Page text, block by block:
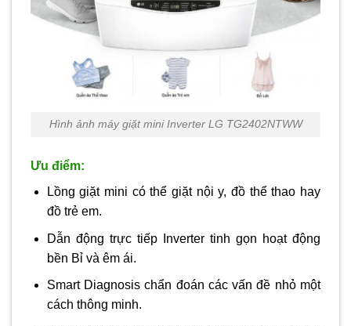
Hình ảnh máy giặt mini Inverter LG TG2402NTWW
Ưu điểm:
Lồng giặt mini có thể giặt nội y, đồ thể thao hay
đồ trẻ em.
Dẫn động trực tiếp Inverter tinh gọn hoạt động
bền Bỉ và êm ái.
Smart Diagnosis chẩn đoán các vấn đề nhỏ một
cách thông minh.